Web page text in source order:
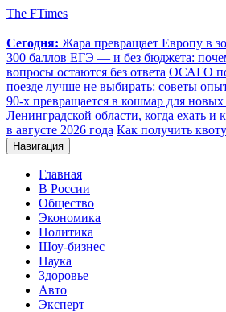
The FTimes
Сегодня: Жара превращает Европу в
300 баллов ЕГЭ — и без бюджета:
вопросы остаются без ответа ОСАГО по
поезде лучше не выбирать: советы
90-х превращается в кошмар для новых
Ленинградской области, когда ехать и
в августе 2026 года Как получить
Навигация
Главная
В России
Общество
Экономика
Политика
Шоу-бизнес
Наука
Здоровье
Авто
Эксперт